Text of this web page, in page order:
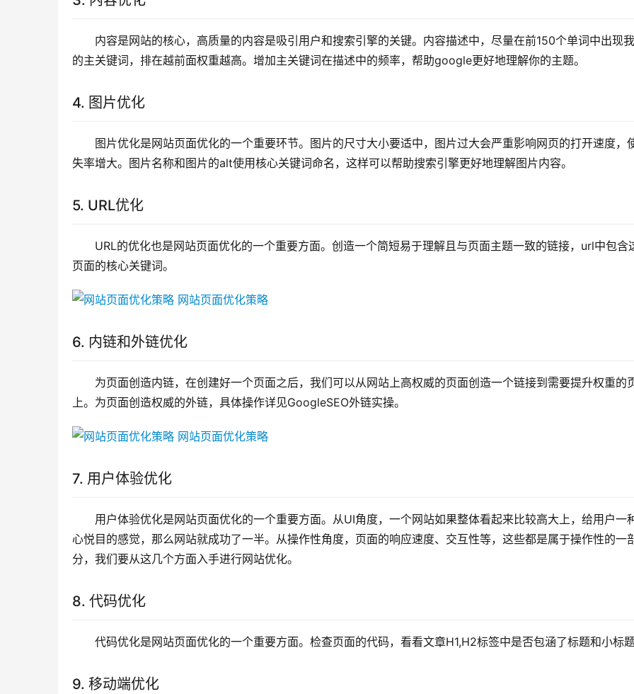
内容是网站的核心，高质量的内容是吸引用户和搜索引擎的关键。内容描述中，尽量在前150个单词中出现
的主关键词，排在越前面权重越高。增加主关键词在描述中的频率，帮助google更好地理解你的主题。
4. 图片优化
图片优化是网站页面优化的一个重要环节。图片的尺寸大小要适中，图片过大会严重影响网页的打开速度，
失率增大。图片名称和图片的alt使用核心关键词命名，这样可以帮助搜索引擎更好地理解图片内容。
5. URL优化
URL的优化也是网站页面优化的一个重要方面。创造一个简短易于理解且与页面主题一致的链接，url中包含
页面的核心关键词。
6. 内链和外链优化
为页面创造内链，在创建好一个页面之后，我们可以从网站上高权威的页面创造一个链接到需要提升权重的
上。为页面创造权威的外链，具体操作详见GoogleSEO外链实操。
7. 用户体验优化
用户体验优化是网站页面优化的一个重要方面。从UI角度，一个网站如果整体看起来比较高大上，给用户一
心悦目的感觉，那么网站就成功了一半。从操作性角度，页面的响应速度、交互性等，这些都是属于操作性的一
分，我们要从这几个方面入手进行网站优化。
8. 代码优化
代码优化是网站页面优化的一个重要方面。检查页面的代码，看看文章H1,H2标签中是否包涵了标题和小标题
9. 移动端优化